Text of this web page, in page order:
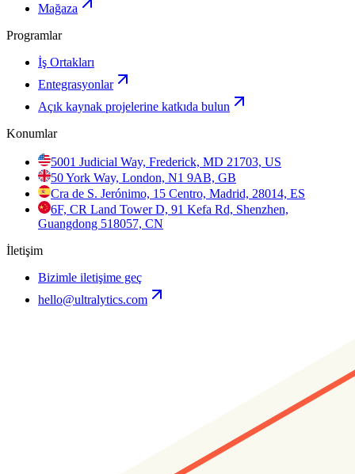
Mağaza
Programlar
İş Ortakları
Entegrasyonlar
Açık kaynak projelerine katkıda bulun
Konumlar
5001 Judicial Way, Frederick, MD 21703, US
50 York Way, London, N1 9AB, GB
Cra de S. Jerónimo, 15 Centro, Madrid, 28014, ES
6F, CR Land Tower D, 91 Kefa Rd, Shenzhen,
Guangdong 518057, CN
İletişim
Bizimle iletişime geç
hello@ultralytics.com